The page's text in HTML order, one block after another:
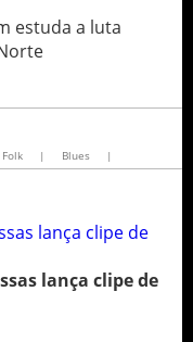
estuda a luta
Folk | Blues |
lança clipe de